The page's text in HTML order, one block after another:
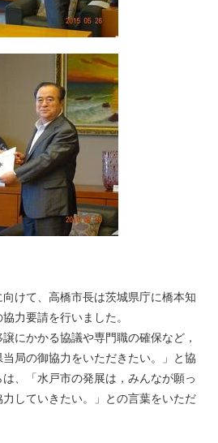
けて、高橋市長は茨城県庁に橋本知
力要請を行いました。
にかかる協議や専門職の確保など，
局の御協力をいただきたい。」と協
、「水戸市の発展は，みんなが願っ
していきたい。」との言葉をいただ